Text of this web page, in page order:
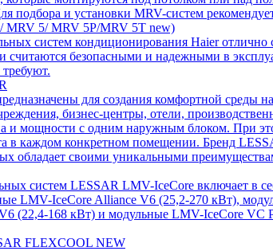
и установки MRV-систем
5/ MRV 5P/MRV 5T new)
систем кондиционирования Haier
безопасными и надежными в
для создания комфортной среды
бизнес-центры, отели,
и мощности с одним наружным блоком. При
в каждом конкретном помещении. Бренд
обладает своими уникальными
систем LESSAR LMV-IceCore включает в
LMV-IceCore Alliance V6 (25,2-270 кВт),
(22,4-168 кВт) и модульные LMV-IceCore VC
FLEXCOOL NEW